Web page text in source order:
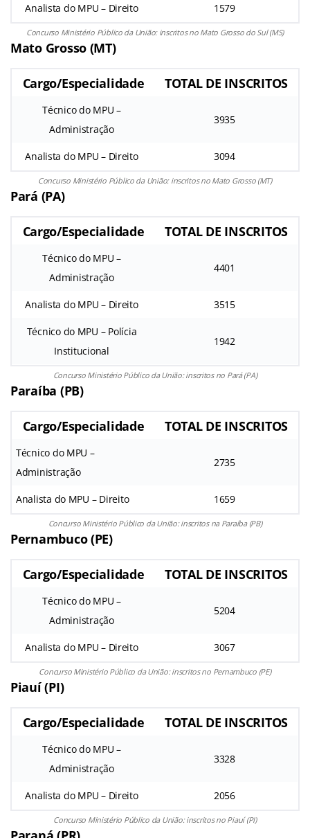
Analista do MPU – Direito 1579
Concurso Ministério Público da União: inscritos no Mato Grosso do Sul (MS)
Mato Grosso (MT)
Cargo/Especialidade TOTAL DE INSCRITOS
Técnico do MPU –
Administração
3935
Analista do MPU – Direito 3094
Concurso Ministério Público da União: inscritos no Mato Grosso (MT)
Pará (PA)
Cargo/Especialidade TOTAL DE INSCRITOS
Técnico do MPU –
Administração
4401
Analista do MPU – Direito 3515
Técnico do MPU – Polícia
Institucional
1942
Concurso Ministério Público da União: inscritos no Pará (PA)
Paraíba (PB)
Cargo/Especialidade TOTAL DE INSCRITOS
Técnico do MPU –
Administração
2735
Analista do MPU – Direito 1659
Concurso Ministério Público da União: inscritos na Paraíba (PB)
Pernambuco (PE)
Cargo/Especialidade TOTAL DE INSCRITOS
Técnico do MPU –
Administração
5204
Analista do MPU – Direito 3067
Concurso Ministério Público da União: inscritos no Pernambuco (PE)
Piauí (PI)
Cargo/Especialidade TOTAL DE INSCRITOS
Técnico do MPU –
Administração
3328
Analista do MPU – Direito 2056
Concurso Ministério Público da União: inscritos no Piauí (PI)